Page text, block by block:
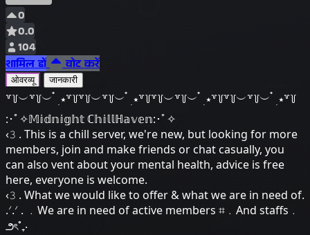
0
0.0
104
शामिल हों
वोट करें
ओवरव्यू जानकारी
꒷꒦︶꒷꒦︶ ๋ ࣭ ⭑꒷꒦꒷꒦︶꒷꒦︶ ๋ ࣭ ⭑꒷꒦꒷꒦︶꒷꒦︶ ๋ ࣭ ⭑꒷꒦꒷꒦︶꒷꒦︶ ๋ ࣭ ⭑꒷꒦
:･ﾟ✧𝕄𝕚𝕕𝕟𝕚𝕘𝕙𝕥 ℂ𝕙𝕚𝕝𝕝ℍ𝕒𝕧𝕖𝕟:･ﾟ✧
‹𝟹 . This is a chill server, we're new, but looking for more
members, join and make friends or chat casually, you
can also vent about your mental health, advice is free
here, everyone is welcome.
‹𝟹 . What we would like to offer & what we are in need of.
.ᐟ.ᐟ . ﹒We are in need of active members ⌗﹒And staffs﹒
౨ৎ˚₊‧